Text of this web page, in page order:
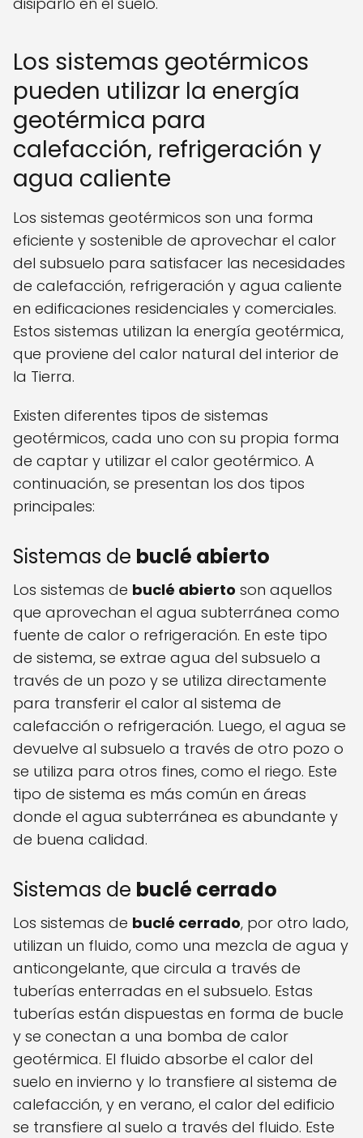
Los sistemas geotérmicos
pueden utilizar la energía
geotérmica para
calefacción, refrigeración y
agua caliente
Los sistemas geotérmicos son una forma
eficiente y sostenible de aprovechar el calor
del subsuelo para satisfacer las necesidades
de calefacción, refrigeración y agua caliente
en edificaciones residenciales y comerciales.
Estos sistemas utilizan la energía geotérmica,
que proviene del calor natural del interior de
la Tierra.
Existen diferentes tipos de sistemas
geotérmicos, cada uno con su propia forma
de captar y utilizar el calor geotérmico. A
continuación, se presentan los dos tipos
principales:
Sistemas de buclé abierto
Los sistemas de buclé abierto son aquellos
que aprovechan el agua subterránea como
fuente de calor o refrigeración. En este tipo
de sistema, se extrae agua del subsuelo a
través de un pozo y se utiliza directamente
para transferir el calor al sistema de
calefacción o refrigeración. Luego, el agua se
devuelve al subsuelo a través de otro pozo o
se utiliza para otros fines, como el riego. Este
tipo de sistema es más común en áreas
donde el agua subterránea es abundante y
de buena calidad.
Sistemas de buclé cerrado
Los sistemas de buclé cerrado, por otro lado,
utilizan un fluido, como una mezcla de agua y
anticongelante, que circula a través de
tuberías enterradas en el subsuelo. Estas
tuberías están dispuestas en forma de bucle
y se conectan a una bomba de calor
geotérmica. El fluido absorbe el calor del
suelo en invierno y lo transfiere al sistema de
calefacción, y en verano, el calor del edificio
se transfiere al suelo a través del fluido. Este